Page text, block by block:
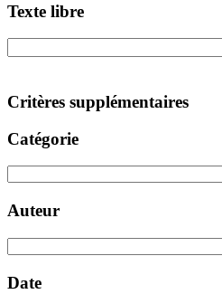
Texte libre
Critères supplémentaires
Catégorie
Auteur
Date